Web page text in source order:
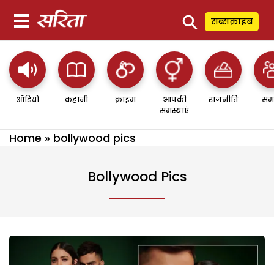
⚲ सब्सक्राइब
ऑडियो कहानी क्राइम
आपकी
समस्याएं
राजनीति
Home » bollywood pics
Bollywood Pics